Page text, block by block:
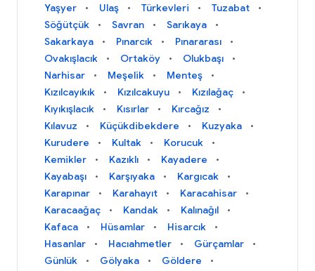
Yaşyer
Ulaş Türkevleri
Tuzabat
Söğütçük
Savran
Sarıkaya
Sakarkaya
Pınarcık
Pınararası
Ovakışlacık
Ortaköy
Olukbaşı
Narhisar
Meşelik
Menteş
Kızılcayıkık
Kızılcakuyu
Kızılağaç
Kıyıkışlacık
Kısırlar
Kırcağız
Kılavuz
Küçükdibekdere
Kuzyaka
Kurudere
Kultak
Korucuk
Kemikler
Kazıklı
Kayadere
Kayabaşı
Karşıyaka
Kargıcak
Karapınar
Karahayıt
Karacahisar
Karacaağaç
Kandak
Kalınağıl
Kafaca
Hüsamlar
Hisarcık
Hasanlar
Hacıahmetler
Gürçamlar
Günlük
Gölyaka
Göldere